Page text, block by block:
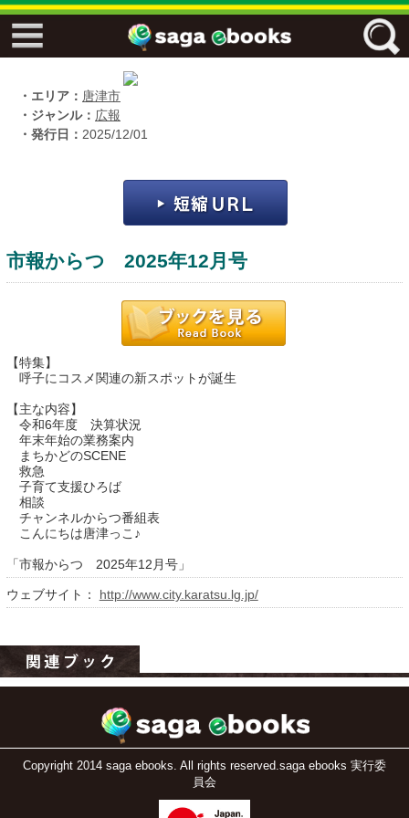
キーワード
・エリア： 唐津市
・ジャンル： 広報
・発行日： 2025/12/01
市報からつ 2025年12月号
【特集】
呼子にコスメ関連の新スポットが誕生
【主な内容】
令和6年度 決算状況
年末年始の業務案内
まちかどのSCENE
救急
子育て支援ひろば
相談
チャンネルからつ番組表
こんにちは唐津っこ♪
「市報からつ 2025年12月号」
ウェブサイト： http://www.city.karatsu.lg.jp/
Copyright 2014 saga ebooks. All rights reserved.saga ebooks 実行委
員会
↓↓ ebooks専用本棚 ↓↓
運営：福博印刷
運営会社
サイトマップ